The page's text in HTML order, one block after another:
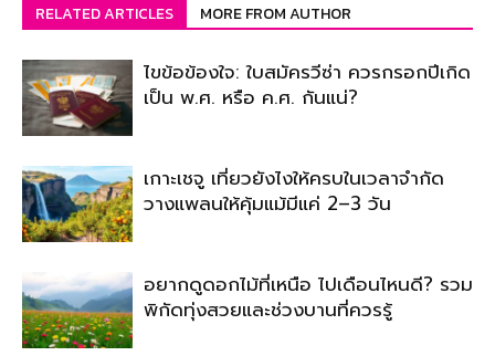
RELATED ARTICLES MORE FROM AUTHOR
ไขข้อข้องใจ: ใบสมัครวีซ่า ควรกรอกปีเกิด
เป็น พ.ศ. หรือ ค.ศ. กันแน่?
เกาะเชจู เที่ยวยังไงให้ครบในเวลาจำกัด
วางแพลนให้คุ้มแม้มีแค่ 2–3 วัน
อยากดูดอกไม้ที่เหนือ ไปเดือนไหนดี? รวม
พิกัดทุ่งสวยและช่วงบานที่ควรรู้